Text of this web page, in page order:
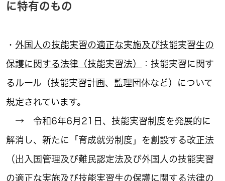
に特有のもの
・ 外国人の技能実習の適正な実施及び技能実習生の
保護に関する法律（技能実習法） ：技能実習に関す
るルール（技能実習計画、監理団体など）について
規定されています。
→ 令和6年6月21日、技能実習制度を発展的に
解消し、新たに「育成就労制度」を創設する改正法
（出入国管理及び難民認定法及び外国人の技能実習
の適正な実施及び技能実習生の保護に関する法律の